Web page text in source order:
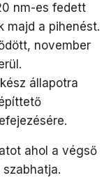
nm-es fedett
majd a pihenést.
november
állapotra
ahol a végső